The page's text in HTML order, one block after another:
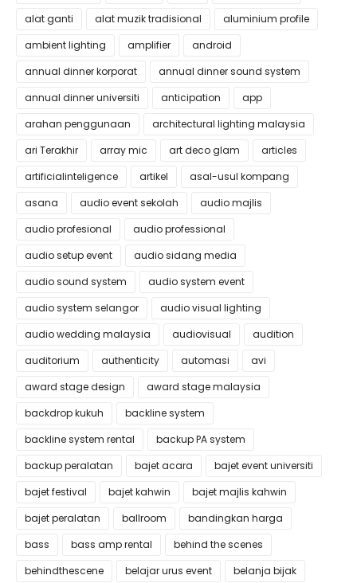
alat ganti
alat muzik tradisional
aluminium profile
ambient lighting
amplifier
android
annual dinner korporat
annual dinner sound system
annual dinner universiti
anticipation
app
arahan penggunaan
architectural lighting malaysia
ari Terakhir
array mic art deco glam
articles
artificialinteligence
artikel
asal-usul kompang
asana
audio event sekolah
audio majlis
audio profesional
audio professional
audio setup event
audio sidang media
audio sound system
audio system event
audio system selangor
audio visual lighting
audio wedding malaysia
audiovisual
audition
auditorium
authenticity automasi
avi
award stage design
award stage malaysia
backdrop kukuh
backline system
backline system rental
backup PA system
backup peralatan
bajet acara
bajet event universiti
bajet festival
bajet kahwin
bajet majlis kahwin
bajet peralatan
ballroom
bandingkan harga
bass
bass amp rental
behind the scenes
behindthescene
belajar urus event
belanja bijak